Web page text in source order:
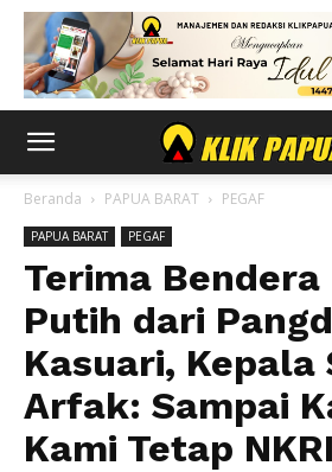
Beranda PAPUA BARAT PEGAF
PAPUA BARAT PEGAF
Terima Bendera
Putih dari
Kasuari, Kepala
Arfak: Sampai
Kami Tetap NKRI